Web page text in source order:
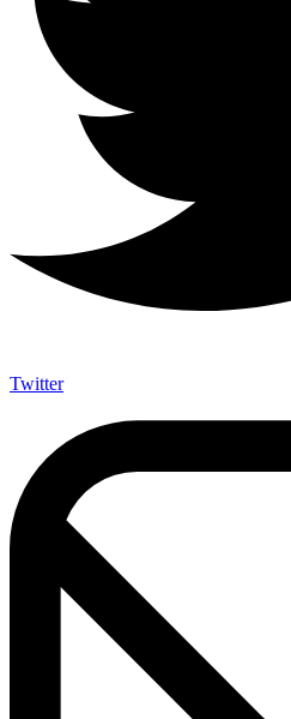
Twitter